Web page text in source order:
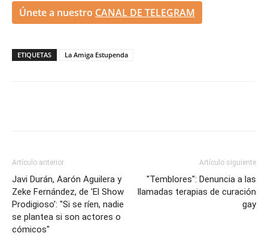
Únete a nuestro CANAL DE TELEGRAM
ETIQUETAS La Amiga Estupenda
Artículo anterior
Javi Durán, Aarón Aguilera y
Zeke Fernández, de 'El Show
Prodigioso': "Si se ríen, nadie
se plantea si son actores o
cómicos"
Artículo siguiente
"Temblores": Denuncia a las
llamadas terapias de curación
gay